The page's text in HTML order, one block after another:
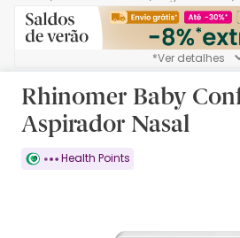
*Ver detalhes
Rhinomer Baby
Aspirador Nasal
Health Points